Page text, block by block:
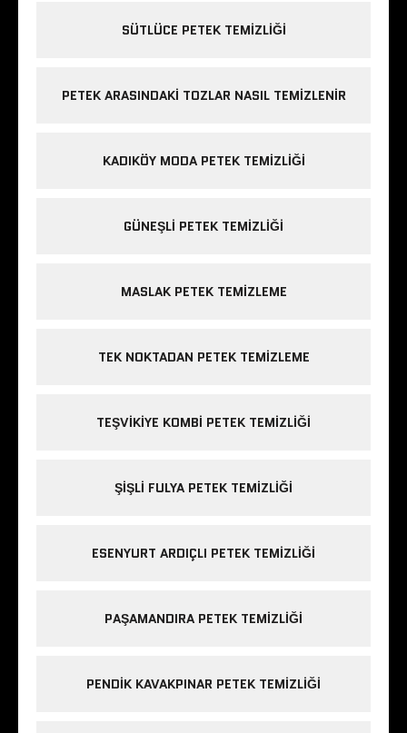
SÜTLÜCE PETEK TEMIZLIĞI
PETEK ARASINDAKI TOZLAR NASIL TEMIZLENIR
KADIKÖY MODA PETEK TEMIZLIĞI
GÜNEŞLI PETEK TEMIZLIĞI
MASLAK PETEK TEMIZLEME
TEK NOKTADAN PETEK TEMIZLEME
TEŞVIKIYE KOMBI PETEK TEMIZLIĞI
ŞIŞLI FULYA PETEK TEMIZLIĞI
ESENYURT ARDIÇLI PETEK TEMIZLIĞI
PAŞAMANDIRA PETEK TEMIZLIĞI
PENDIK KAVAKPINAR PETEK TEMIZLIĞI